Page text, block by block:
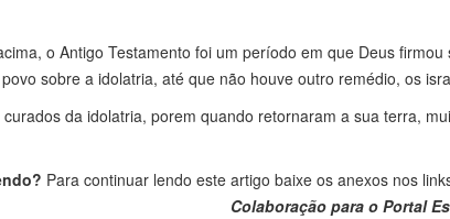
o Antigo Testamento foi um período em que Deus
sobre a idolatria, até que não houve outro remédio, os
da idolatria, porem quando retornaram a sua terra,
Para continuar lendo este artigo baixe os anexos nos
Colaboração para o Portal